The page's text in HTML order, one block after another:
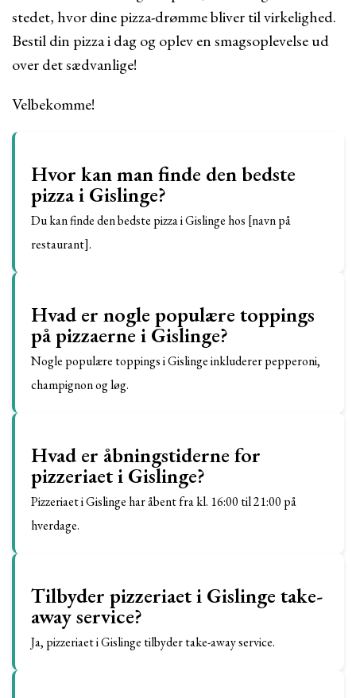
stedet, hvor dine pizza-drømme bliver til virkelighed.
Bestil din pizza i dag og oplev en smagsoplevelse ud
over det sædvanlige!
Velbekomme!
Hvor kan man finde den bedste
pizza i Gislinge?
Du kan finde den bedste pizza i Gislinge hos [navn på
restaurant].
Hvad er nogle populære toppings
på pizzaerne i Gislinge?
Nogle populære toppings i Gislinge inkluderer pepperoni,
champignon og løg.
Hvad er åbningstiderne for
pizzeriaet i Gislinge?
Pizzeriaet i Gislinge har åbent fra kl. 16:00 til 21:00 på
hverdage.
Tilbyder pizzeriaet i Gislinge take-
away service?
Ja, pizzeriaet i Gislinge tilbyder take-away service.